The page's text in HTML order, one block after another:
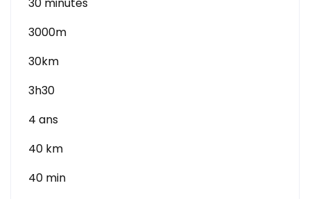
3000m
30km
3h30
4 ans
40 km
40 min